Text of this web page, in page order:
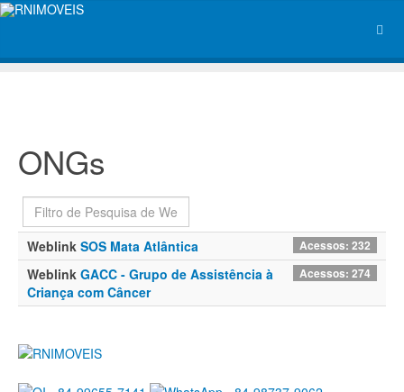
ONGs
Não Publicado Filtro
Acessos: 232
Weblink SOS Mata Atlântica
Acessos: 274
Weblink GACC - Grupo de Assistência à
Criança com Câncer